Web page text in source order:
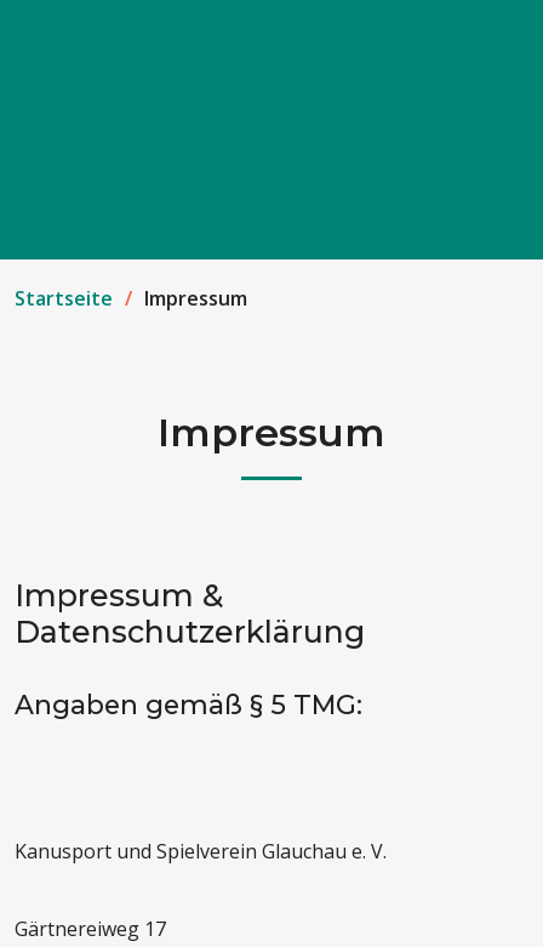
Startseite Impressum
Impressum
Impressum &
Datenschutzerklärung
Angaben gemäß § 5 TMG:
Kanusport und Spielverein Glauchau e. V.
Gärtnereiweg 17